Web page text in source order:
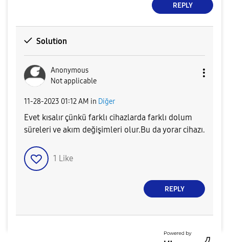
REPLY
Solution
Anonymous
Not applicable
‎11-28-2023 01:12 AM in Diğer
Evet kısalır çünkü farklı cihazlarda farklı dolum
süreleri ve akım değişimleri olur.Bu da yorar cihazı.
1 Like
REPLY